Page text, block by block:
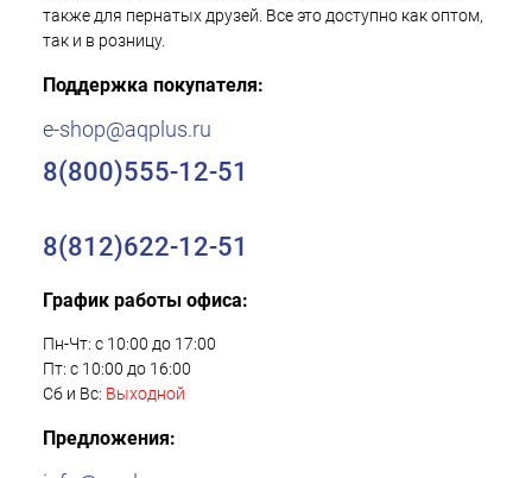
также для пернатых друзей. Все это доступно как оптом,
так и в розницу.
Поддержка покупателя:
e-shop@aqplus.ru
8(800)555-12-51
8(812)622-12-51
График работы офиса:
Пн-Чт: с 10:00 до 17:00
Пт: с 10:00 до 16:00
Сб и Вс: Выходной
Предложения: